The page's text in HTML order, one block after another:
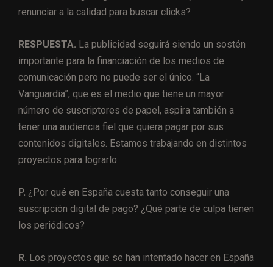
renunciar a la calidad para buscar clicks?
RESPUESTA. La publicidad seguirá siendo un sostén
importante para la financiación de los medios de
comunicación pero no puede ser el único. “La
Vanguardia”, que es el medio que tiene un mayor
número de suscriptores de papel, aspira también a
tener una audiencia fiel que quiera pagar por sus
contenidos digitales. Estamos trabajando en distintos
proyectos para lograrlo.
P. ¿Por qué en España cuesta tanto conseguir una
suscripción digital de pago? ¿Qué parte de culpa tienen
los periódicos?
R. Los proyectos que se han intentado hacer en España